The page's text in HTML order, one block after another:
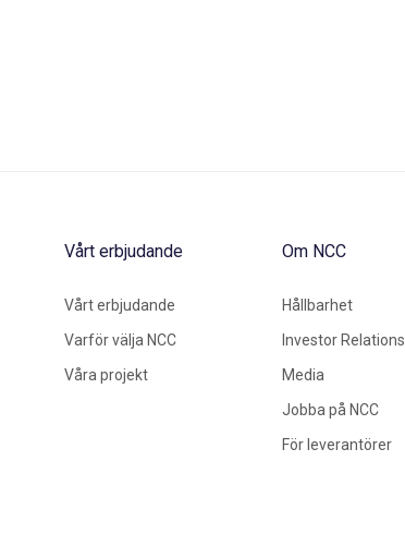
Vårt erbjudande
Vårt erbjudande
Varför välja NCC
Våra projekt
Om NCC
Hållbarhet
Investor Relations
Media
Jobba på NCC
För leverantörer